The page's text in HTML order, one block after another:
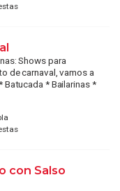
Shows para
de carnaval, vamos a
Batucada * Bailarinas *
con Salso